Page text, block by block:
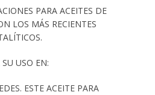
PARA ACEITES DE
LOS MÁS RECIENTES
USO EN:
ESTE ACEITE PARA